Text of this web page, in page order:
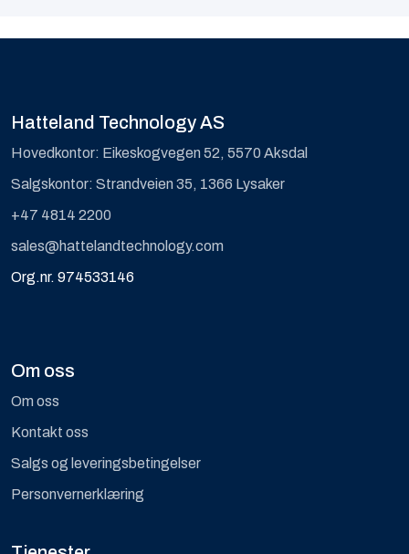
Hatteland Technology AS
Hovedkontor: Eikeskogvegen 52, 5570 Aksdal
Salgskontor: Strandveien 35, 1366 Lysaker
+47 4814 2200
sales@hattelandtechnology.com
Org.nr. 974533146
Om oss
Om oss
Kontakt oss
Salgs og leveringsbetingelser
Personvernerklæring